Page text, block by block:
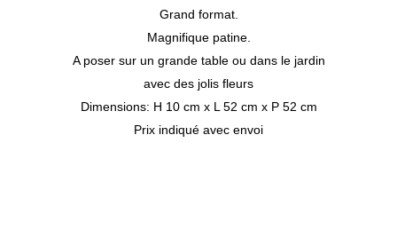
Grand format.
Magnifique patine.
A poser sur un grande table ou dans le jardin
avec des jolis fleurs
Dimensions: H 10 cm x L 52 cm x P 52 cm
Prix indiqué avec envoi